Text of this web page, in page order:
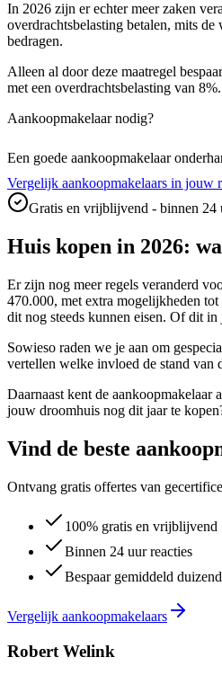
In 2026 zijn er echter meer zaken
overdrachtsbelasting betalen, mits
bedragen.
Alleen al door deze maatregel
met een overdrachtsbelasting van 8%.
Aankoopmakelaar nodig?
Een goede aankoopmakelaar
Vergelijk aankoopmakelaars in jouw
Gratis en vrijblijvend - binnen 24
Huis kopen in 2026:
Er zijn nog meer regels veranderd
470.000, met extra mogelijkheden
dit nog steeds kunnen eisen. Of dit
Sowieso raden we je aan om
vertellen welke invloed de stand van
Daarnaast kent de
jouw droomhuis nog dit jaar te
Vind de beste
Ontvang gratis offertes van
100% gratis en vrijblijvend
Binnen 24 uur reacties
Bespaar gemiddeld
Vergelijk aankoopmakelaars
Robert Welink